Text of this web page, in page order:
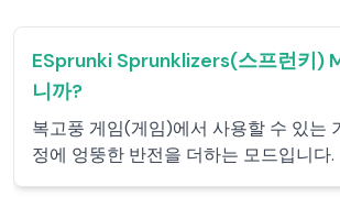
ESprunki Sprunklizers(스프런키)
니까?
복고풍 게임(게임)에서 사용할 수 있는
정에 엉뚱한 반전을 더하는 모드입니다.